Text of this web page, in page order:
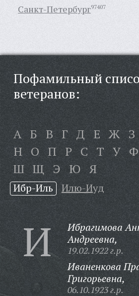
Санкт-Петербург97407
Пофамильный
ветеранов:
А Б В Г Д Е Ж З
Н О П Р С Т У Ф
Ш Щ Э Ю Я
Ибр-Иль Илю-Иуд
И
Ибрагимова
Андреевна,
19.02.1922 г.р.
Иваненкова
Григорьевна,
06.10.1923 г.р.